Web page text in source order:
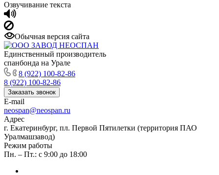
Озвучивание текста
Обычная версия сайта
Единственный производитель
спанбонда на Урале
8 (922) 100-82-86
8 (922) 100-82-86
Заказать звонок
E-mail
neospan@neospan.ru
Адрес
г. Екатеринбург, пл. Первой Пятилетки (территория ПАО
Уралмашзавод)
Режим работы
Пн. – Пт.: с 9:00 до 18:00